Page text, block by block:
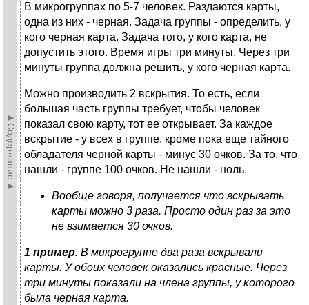
►Содержание►
В микрогруппах по 5-7 человек. Раздаются карты,
одна из них - черная. Задача группы - определить, у
кого черная карта. Задача того, у кого карта, не
допустить этого. Время игры три минуты. Через три
минуты группа должна решить, у кого черная карта.
Можно производить 2 вскрытия. То есть, если
большая часть группы требует, чтобы человек
показал свою карту, тот ее открывает. За каждое
вскрытие - у всех в группе, кроме пока еще тайного
обладателя черной карты - минус 30 очков. За то, что
нашли - группе 100 очков. Не нашли - ноль.
Вообще говоря, получается что вскрывать
карты можно 3 раза. Просто один раз за это
не взимается 30 очков.
1 пример. В микрогруппе два раза вскрывали
карты. У обоих человек оказались красные. Через
три минуты показали на члена группы, у которого
была черная карта.